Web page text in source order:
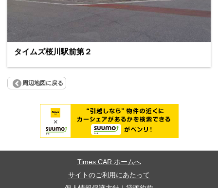
タイムズ桜川駅前第２
周辺地図に戻る
Times CAR ホームへ
サイトのご利用にあたって